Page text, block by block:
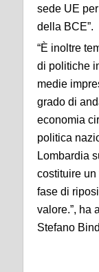
sede UE
della BCE”.
“È inoltre
di politiche
medie
grado di
economia
politica
Lombardia
costituire
fase di
valore.”, ha
Stefano